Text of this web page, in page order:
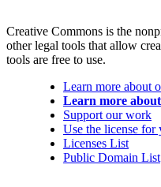
Creative Commons is the
other legal tools that allow
tools are free to use.
Learn more about
Learn more
Support our work
Use the license for
Licenses List
Public Domain List